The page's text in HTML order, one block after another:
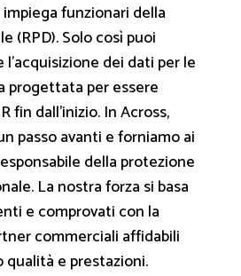
funzionari della
(RPD). Solo così puoi
l'acquisizione dei dati per le
progettata per essere
fin dall'inizio. In Across,
passo avanti e forniamo ai
della protezione
La nostra forza si basa
e comprovati con la
commerciali affidabili
e prestazioni.